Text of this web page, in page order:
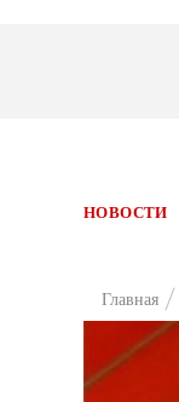
НОВОСТИ
Главная